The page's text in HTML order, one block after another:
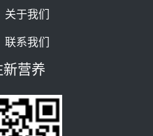
关于我们
联系我们
营养